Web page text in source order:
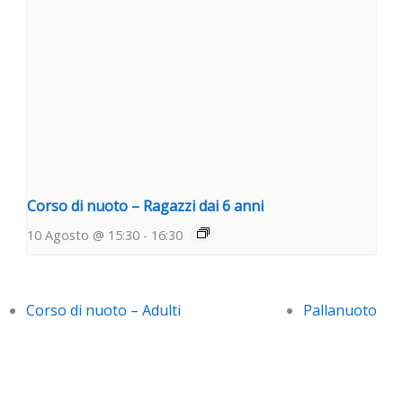
Corso di nuoto – Ragazzi dai 6 anni
10 Agosto @ 15:30 - 16:30
Corso di nuoto – Adulti Pallanuoto